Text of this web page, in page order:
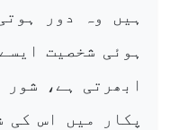
ہیں وہ دور
ہوئی شخصیت
ابھرتی ہے،
پکار میں اس کی